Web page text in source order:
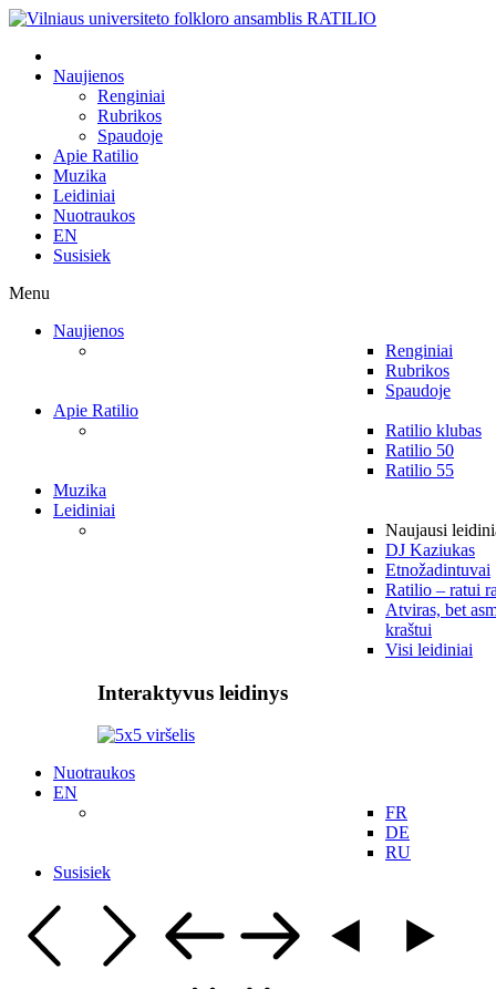
Naujienos
Renginiai
Rubrikos
Spaudoje
Apie Ratilio
Muzika
Leidiniai
Nuotraukos
EN
Susisiek
Menu
Naujienos
Renginiai
Rubrikos
Spaudoje
Apie Ratilio
Ratilio klubas
Ratilio 50
Ratilio 55
Muzika
Leidiniai
Naujausi
DJ Kaziukas
Etnožadintuvai
Ratilio – ratui
Atviras, bet
kraštui
Visi leidiniai
Interaktyvus leidinys
Nuotraukos
EN
FR
DE
RU
Susisiek